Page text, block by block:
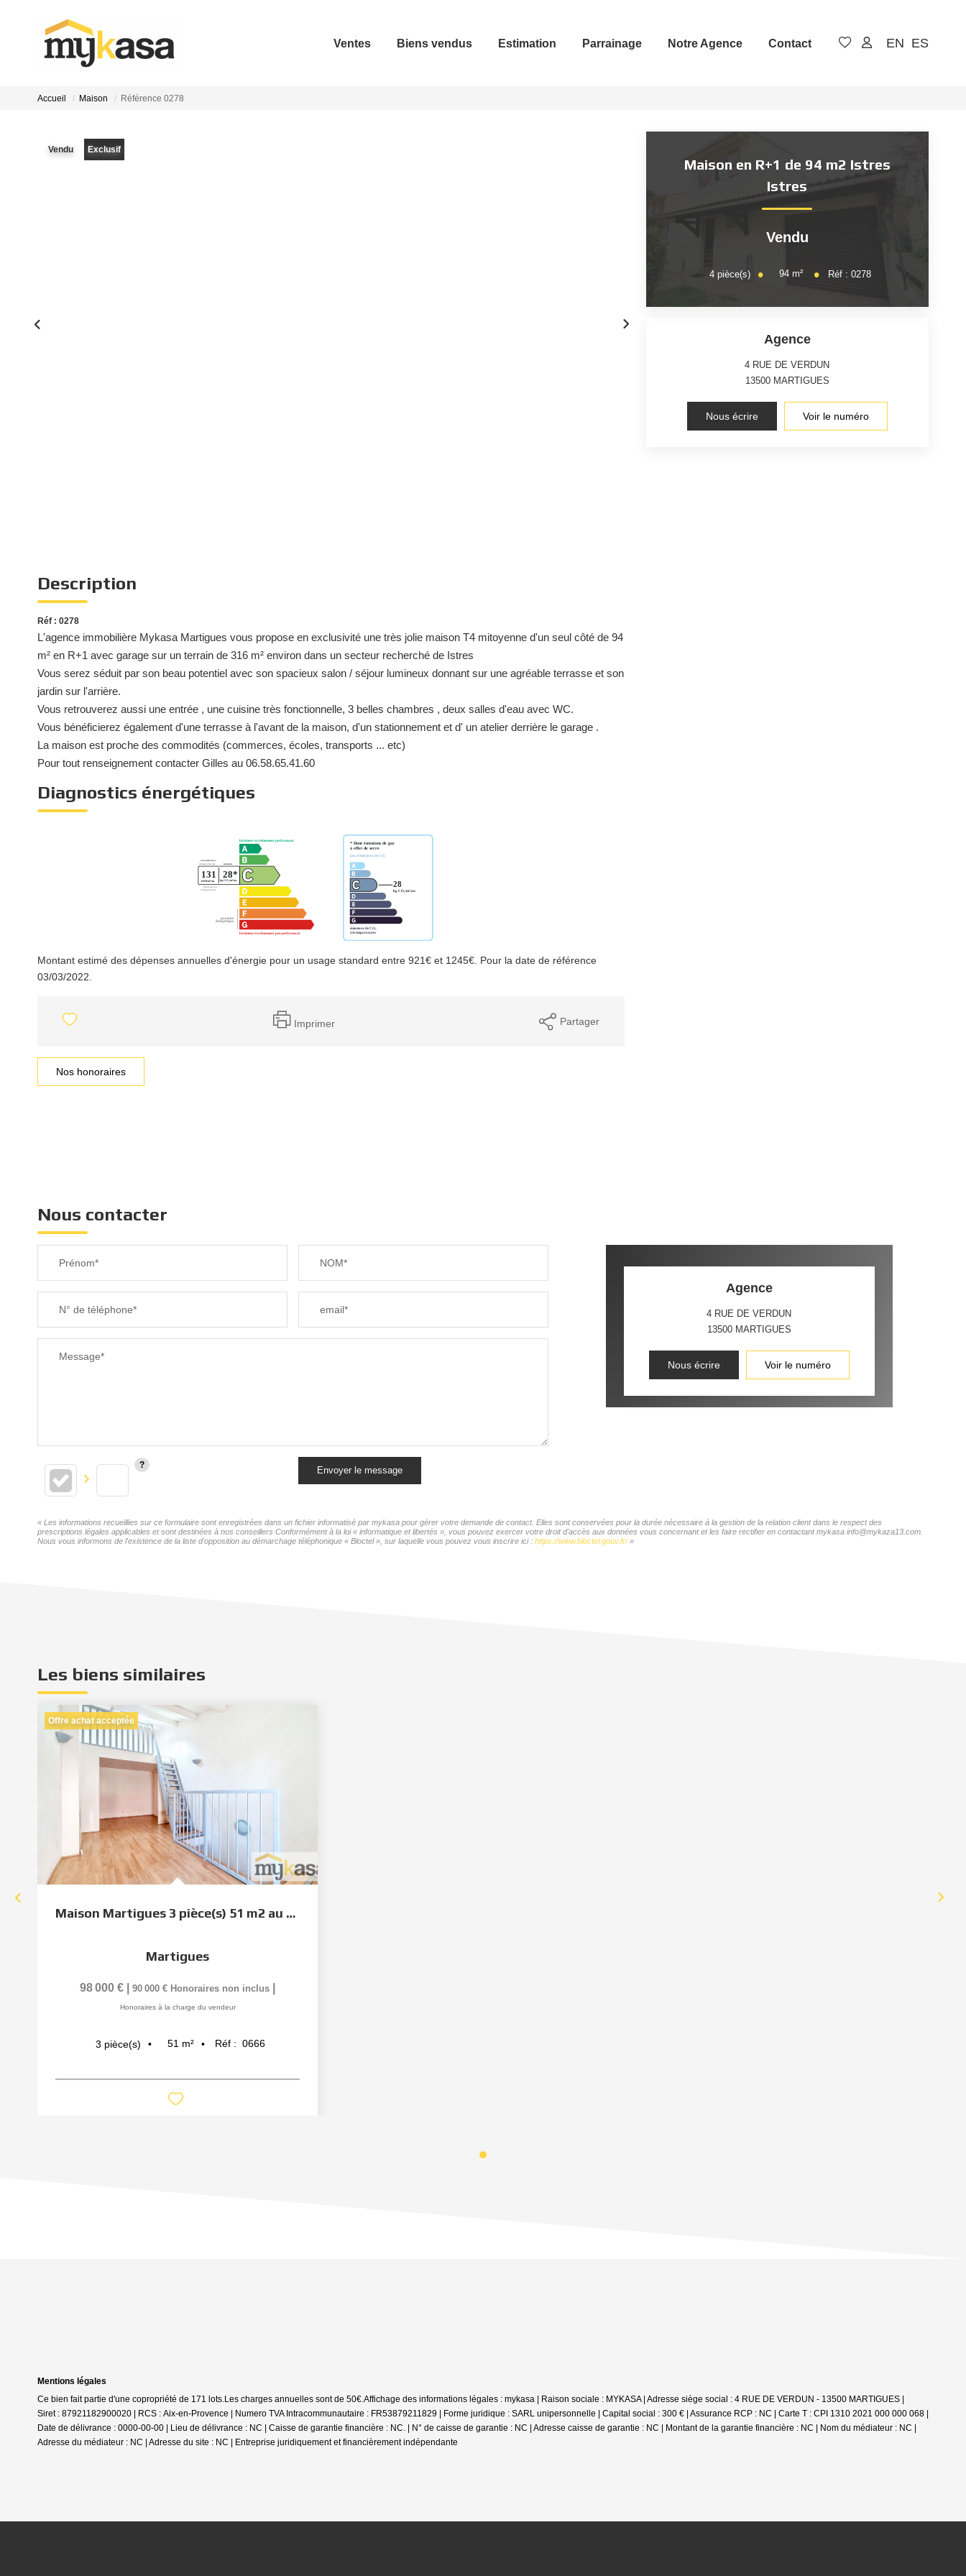
Ventes Biens vendus Estimation Parrainage Notre Agence Contact EN ES
Accueil Maison Référence 0278
Vendu Exclusif
Description
Réf : 0278
L'agence immobilière Mykasa Martigues vous propose en exclusivité une très jolie maison T4 mitoyenne d'un seul côté de 94
m² en R+1 avec garage sur un terrain de 316 m² environ dans un secteur recherché de Istres
Vous serez séduit par son beau potentiel avec son spacieux salon / séjour lumineux donnant sur une agréable terrasse et son
jardin sur l'arrière.
Vous retrouverez aussi une entrée , une cuisine très fonctionnelle, 3 belles chambres , deux salles d'eau avec WC.
Vous bénéficierez également d'une terrasse à l'avant de la maison, d'un stationnement et d' un atelier derrière le garage .
La maison est proche des commodités (commerces, écoles, transports ... etc)
Pour tout renseignement contacter Gilles au 06.58.65.41.60
Diagnostics énergétiques
Montant estimé des dépenses annuelles d'énergie pour un usage standard entre 921€ et 1245€. Pour la date de référence
03/03/2022.
Imprimer Partager
Nos honoraires
Maison en R+1 de 94 m2 Istres
Istres
Vendu
4 pièce(s) 94 m² Réf : 0278
Agence
4 RUE DE VERDUN
13500 MARTIGUES
Nous écrire Voir le numéro
Nous contacter
Prénom* NOM*
N° de téléphone* email*
Message*
Envoyer le message
Agence
4 RUE DE VERDUN
13500 MARTIGUES
Nous écrire Voir le numéro
« Les informations recueillies sur ce formulaire sont enregistrées dans un fichier informatisé par mykasa pour gérer votre demande de contact. Elles sont conservées pour la durée nécessaire à la gestion de la relation client dans le respect des
prescriptions légales applicables et sont destinées à nos conseillers Conformément à la loi « informatique et libertés », vous pouvez exercer votre droit d'accès aux données vous concernant et les faire rectifier en contactant mykasa info@mykaza13.com.
Nous vous informons de l'existence de la liste d'opposition au démarchage téléphonique « Bloctel », sur laquelle vous pouvez vous inscrire ici : https://www.bloctel.gouv.fr/»
Les biens similaires
Offre achat acceptée
Maison Martigues 3 pièce(s) 51 m2 au sol
Martigues
98 000 € 90 000 € Honoraires non inclus
Honoraires à la charge du vendeur
3 pièce(s) 51 m² Réf : 0666
Mentions légales
Ce bien fait partie d'une copropriété de 171 lots.Les charges annuelles sont de 50€.Affichage des informations légales : mykasa | Raison sociale : MYKASA | Adresse siège social : 4 RUE DE VERDUN - 13500 MARTIGUES |
Siret : 87921182900020 | RCS : Aix-en-Provence | Numero TVA Intracommunautaire : FR53879211829 | Forme juridique : SARL unipersonnelle | Capital social : 300 € | Assurance RCP : NC | Carte T : CPI 1310 2021 000 000 068 |
Date de délivrance : 0000-00-00 | Lieu de délivrance : NC | Caisse de garantie financière : NC. | N° de caisse de garantie : NC | Adresse caisse de garantie : NC | Montant de la garantie financière : NC | Nom du médiateur : NC |
Adresse du médiateur : NC | Adresse du site : NC |
Entreprise juridiquement et financièrement indépendante